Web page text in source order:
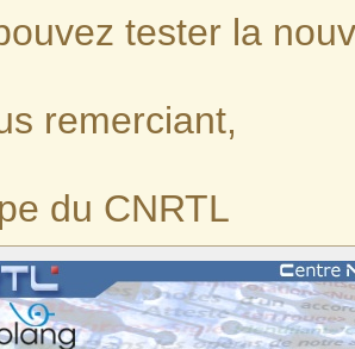
tester la
remerciant,
du CNRTL